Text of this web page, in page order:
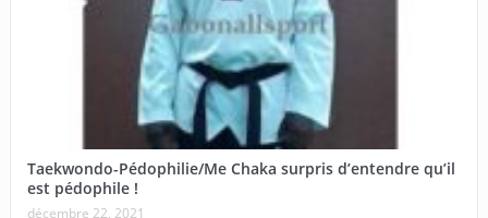
Taekwondo-Pédophilie/Me Chaka surpris d’entendre qu’il
est pédophile !
décembre 22, 2021